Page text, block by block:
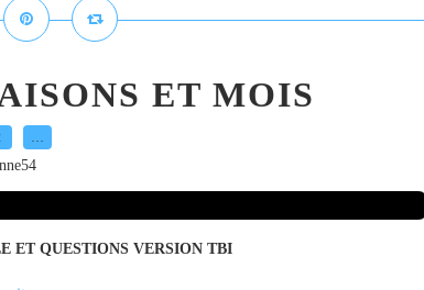
ET MOIS
…
ET QUESTIONS VERSION TBI